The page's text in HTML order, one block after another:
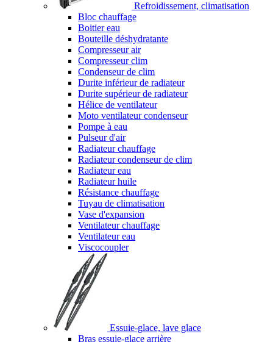
Refroidissement, climatisation
Bloc chauffage
Boitier eau
Bouteille déshydratante
Compresseur air
Compresseur clim
Condenseur de clim
Durite inférieur de radiateur
Durite supérieur de radiateur
Hélice de ventilateur
Moto ventilateur condenseur
Pompe à eau
Pulseur d'air
Radiateur chauffage
Radiateur condenseur de clim
Radiateur eau
Radiateur huile
Résistance chauffage
Tuyau de climatisation
Vase d'expansion
Ventilateur chauffage
Ventilateur eau
Viscocoupler
Essuie-glace, lave glace
Bras essuie-glace arrière